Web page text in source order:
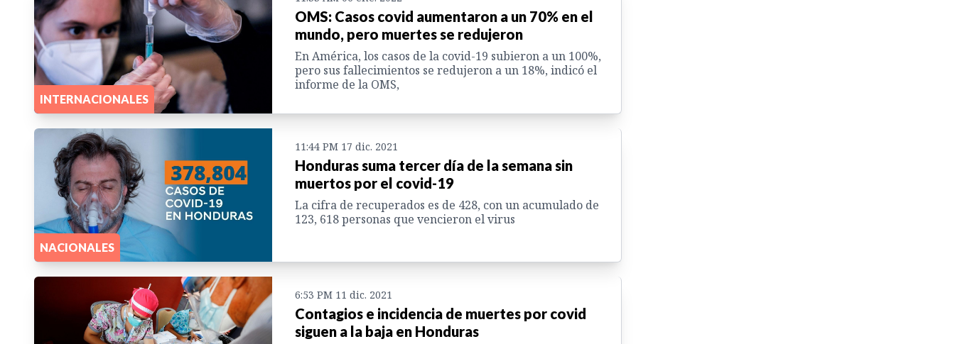
INTERNACIONALES
OMS: Casos covid aumentaron a un 70% en el
mundo, pero muertes se redujeron
En América, los casos de la covid-19 subieron a un 100%,
pero sus fallecimientos se redujeron a un 18%, indicó el
informe de la OMS,
NACIONALES
11:44 PM 17 dic. 2021
Honduras suma tercer día de la semana sin
muertos por el covid-19
La cifra de recuperados es de 428, con un acumulado de
123, 618 personas que vencieron el virus
6:53 PM 11 dic. 2021
Contagios e incidencia de muertes por covid
siguen a la baja en Honduras